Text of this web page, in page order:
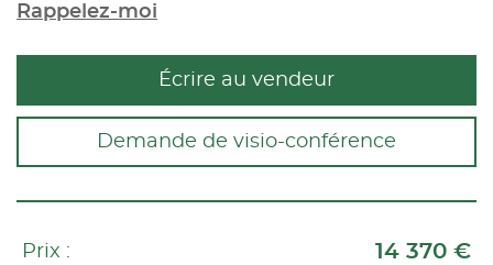
Rappelez-moi
Écrire au vendeur
Demande de visio-conférence
Prix : 14 370 €